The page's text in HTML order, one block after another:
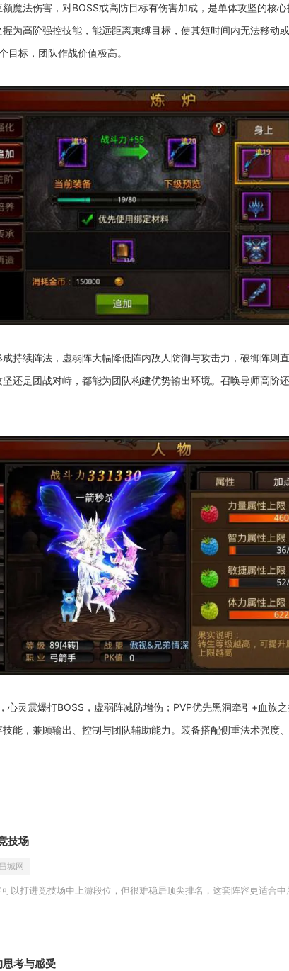
魔法伤害，对BOSS或高防目标有伤害加成，是单体攻坚的核
为高阶强控技能，能远距离束缚目标，使其短时间内无法移
目标，团队作战价值极高。
持续阵法，虚弱阵大幅降低阵内敌人防御与攻击力，破御阵
还是团战对峙，都能为团队构建优势输出环境。召唤导师高
灵震爆打BOSS，虚弱阵减防增伤；PVP优先黑洞牵引+血
能，兼顾输出、控制与团队辅助能力。装备搭配侧重法术强
技场
昌城网
以打进竞技场中上游段位，但很难稳居顶尖排名，这套阵容更适合
考与感受